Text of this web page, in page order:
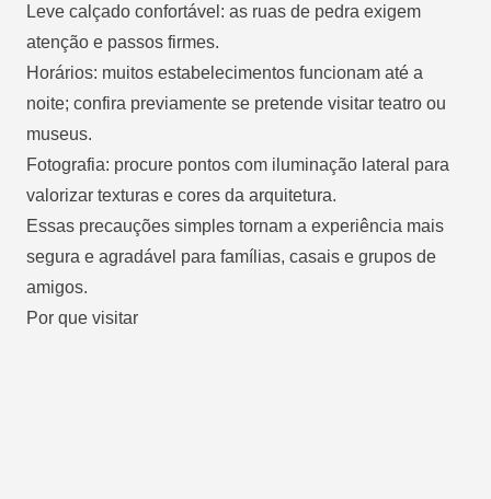
Leve calçado confortável: as ruas de pedra exigem
atenção e passos firmes.
Horários: muitos estabelecimentos funcionam até a
noite; confira previamente se pretende visitar teatro ou
museus.
Fotografia: procure pontos com iluminação lateral para
valorizar texturas e cores da arquitetura.
Essas precauções simples tornam a experiência mais
segura e agradável para famílias, casais e grupos de
amigos.
Por que visitar